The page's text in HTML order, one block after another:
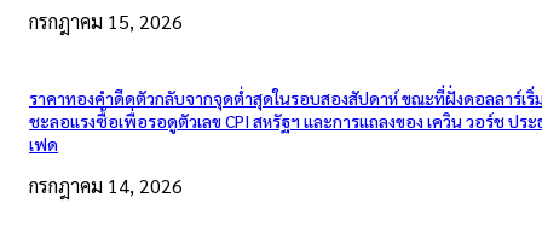
กรกฎาคม 15, 2026
ราคาทองคำดีดตัวกลับจากจุดต่ำสุดในรอบสองสัปดาห์ ขณะที่ฝั่งดอลลาร์เริ่
ชะลอแรงซื้อเพื่อรอดูตัวเลข CPI สหรัฐฯ และการแถลงของ เควิน วอร์ช ประ
เฟด
กรกฎาคม 14, 2026